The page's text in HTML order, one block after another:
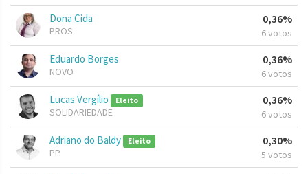
Dona Cida
PROS
0,36%
6 votos
Eduardo Borges
NOVO
0,36%
6 votos
Lucas Vergílio Eleito
SOLIDARIEDADE
0,36%
6 votos
Adriano do Baldy Eleito
PP
0,30%
5 votos